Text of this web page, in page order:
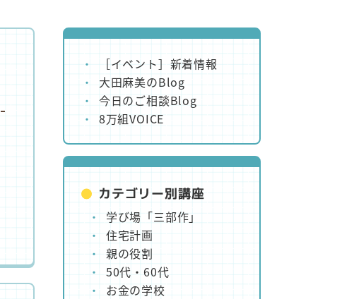
［イベント］新着情報
大田麻美のBlog
今日のご相談Blog
8万組VOICE
カテゴリー別講座
学び場「三部作」
住宅計画
親の役割
50代・60代
お金の学校